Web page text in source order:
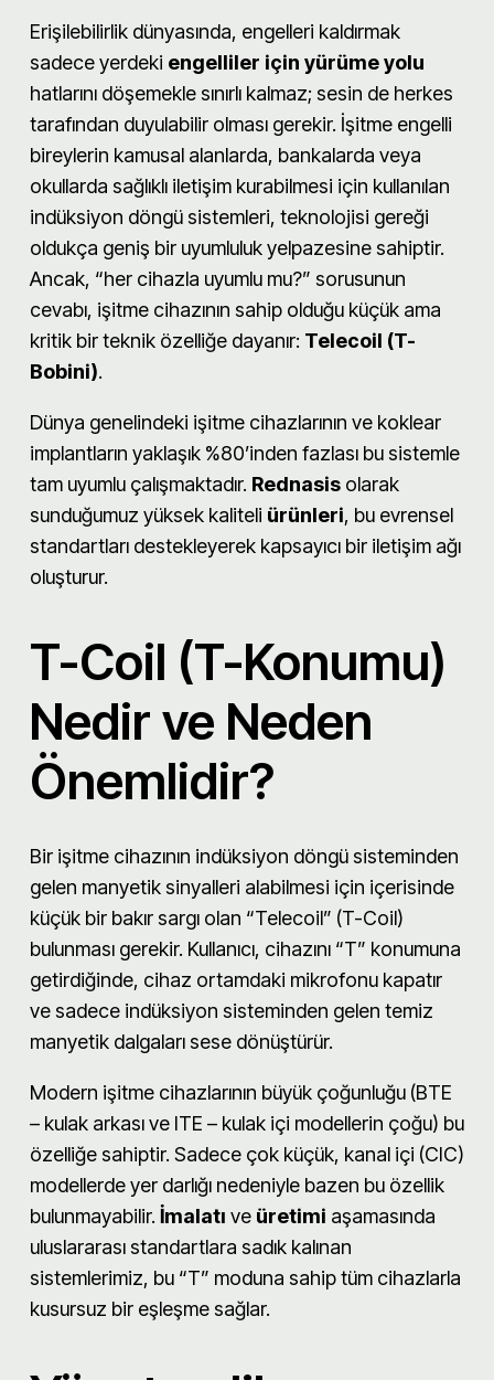
Erişilebilirlik dünyasında, engelleri kaldırmak
sadece yerdeki engelliler için yürüme yolu
hatlarını döşemekle sınırlı kalmaz; sesin de herkes
tarafından duyulabilir olması gerekir. İşitme engelli
bireylerin kamusal alanlarda, bankalarda veya
okullarda sağlıklı iletişim kurabilmesi için kullanılan
indüksiyon döngü sistemleri, teknolojisi gereği
oldukça geniş bir uyumluluk yelpazesine sahiptir.
Ancak, “her cihazla uyumlu mu?” sorusunun
cevabı, işitme cihazının sahip olduğu küçük ama
kritik bir teknik özelliğe dayanır: Telecoil (T-
Bobini).
Dünya genelindeki işitme cihazlarının ve koklear
implantların yaklaşık %80’inden fazlası bu sistemle
tam uyumlu çalışmaktadır. Rednasis olarak
sunduğumuz yüksek kaliteli ürünleri, bu evrensel
standartları destekleyerek kapsayıcı bir iletişim ağı
oluşturur.
T-Coil (T-Konumu)
Nedir ve Neden
Önemlidir?
Bir işitme cihazının indüksiyon döngü sisteminden
gelen manyetik sinyalleri alabilmesi için içerisinde
küçük bir bakır sargı olan “Telecoil” (T-Coil)
bulunması gerekir. Kullanıcı, cihazını “T” konumuna
getirdiğinde, cihaz ortamdaki mikrofonu kapatır
ve sadece indüksiyon sisteminden gelen temiz
manyetik dalgaları sese dönüştürür.
Modern işitme cihazlarının büyük çoğunluğu (BTE
– kulak arkası ve ITE – kulak içi modellerin çoğu) bu
özelliğe sahiptir. Sadece çok küçük, kanal içi (CIC)
modellerde yer darlığı nedeniyle bazen bu özellik
bulunmayabilir. İmalatı ve üretimi aşamasında
uluslararası standartlara sadık kalınan
sistemlerimiz, bu “T” moduna sahip tüm cihazlarla
kusursuz bir eşleşme sağlar.